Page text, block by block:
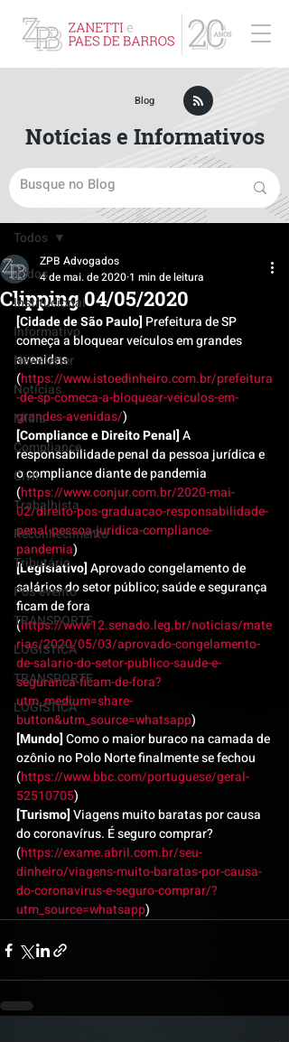
Post
Todos
Institucional
Informativo
Newsletter
Notícias
Mídia
Compliance
Civil
Trabalhista
Reconhecimento
Tributário
Pós-evento
TRANSPORTE
LOGISTICA
TRANSPORTE
LOGISTICA
Todos
Clipping 04/05/2020
ZPB Advogados
4 de mai. de 2020 1 min de leitura
[Cidade de São Paulo] Prefeitura de SP
começa a bloquear veículos em grandes
avenidas
(https://www.istoedinheiro.com.br/prefeitura
-de-sp-comeca-a-bloquear-veiculos-em-
grandes-avenidas/)
[Compliance e Direito Penal] A
responsabilidade penal da pessoa jurídica e
o compliance diante de pandemia
(https://www.conjur.com.br/2020-mai-
02/direito-pos-graduacao-responsabilidade-
penal-pessoa-juridica-compliance-
pandemia)
[Legislativo] Aprovado congelamento de
salários do setor público; saúde e segurança
ficam de fora
(https://www12.senado.leg.br/noticias/mate
rias/2020/05/03/aprovado-congelamento-
de-salario-do-setor-publico-saude-e-
seguranca-ficam-de-fora?
utm_medium=share-
button&utm_source=whatsapp)
[Mundo] Como o maior buraco na camada de
ozônio no Polo Norte finalmente se fechou
(https://www.bbc.com/portuguese/geral-
52510705)
[Turismo] Viagens muito baratas por causa
do coronavírus. É seguro comprar?
(https://exame.abril.com.br/seu-
dinheiro/viagens-muito-baratas-por-causa-
do-coronavirus-e-seguro-comprar/?
utm_source=whatsapp)
Blog
Notícias e Informativos